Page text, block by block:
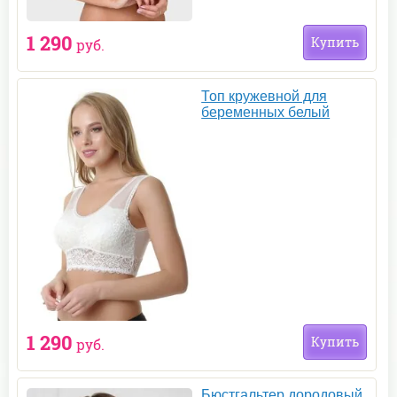
1 290 руб. Купить
Топ кружевной для
беременных белый
1 290 руб. Купить